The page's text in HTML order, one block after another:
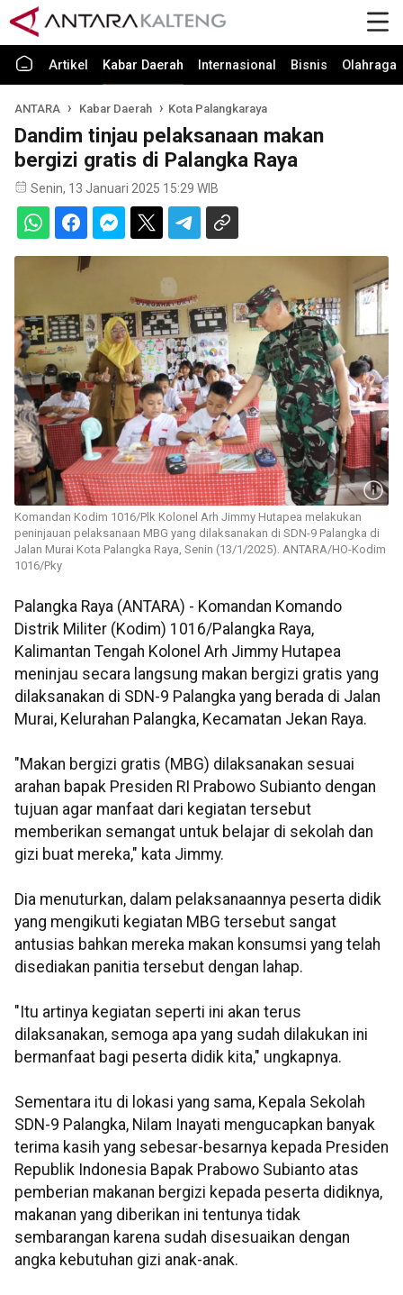
Artikel Kabar Daerah Internasional Bisnis Olahraga
ANTARA Kabar Daerah Kota Palangkaraya
Dandim tinjau pelaksanaan makan
bergizi gratis di Palangka Raya
Senin, 13 Januari 2025 15:29 WIB
Komandan Kodim 1016/Plk Kolonel Arh Jimmy Hutapea melakukan
peninjauan pelaksanaan MBG yang dilaksanakan di SDN-9 Palangka di
Jalan Murai Kota Palangka Raya, Senin (13/1/2025). ANTARA/HO-Kodim
1016/Pky
Palangka Raya (ANTARA) - Komandan Komando
Distrik Militer (Kodim) 1016/Palangka Raya,
Kalimantan Tengah Kolonel Arh Jimmy Hutapea
meninjau secara langsung makan bergizi gratis yang
dilaksanakan di SDN-9 Palangka yang berada di Jalan
Murai, Kelurahan Palangka, Kecamatan Jekan Raya.
"Makan bergizi gratis (MBG) dilaksanakan sesuai
arahan bapak Presiden RI Prabowo Subianto dengan
tujuan agar manfaat dari kegiatan tersebut
memberikan semangat untuk belajar di sekolah dan
gizi buat mereka," kata Jimmy.
Dia menuturkan, dalam pelaksanaannya peserta didik
yang mengikuti kegiatan MBG tersebut sangat
antusias bahkan mereka makan konsumsi yang telah
disediakan panitia tersebut dengan lahap.
"Itu artinya kegiatan seperti ini akan terus
dilaksanakan, semoga apa yang sudah dilakukan ini
bermanfaat bagi peserta didik kita," ungkapnya.
Sementara itu di lokasi yang sama, Kepala Sekolah
SDN-9 Palangka, Nilam Inayati mengucapkan banyak
terima kasih yang sebesar-besarnya kepada Presiden
Republik Indonesia Bapak Prabowo Subianto atas
pemberian makanan bergizi kepada peserta didiknya,
makanan yang diberikan ini tentunya tidak
sembarangan karena sudah disesuaikan dengan
angka kebutuhan gizi anak-anak.